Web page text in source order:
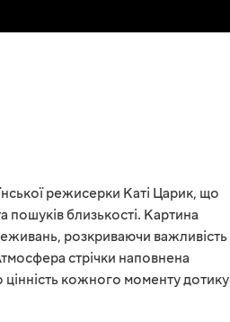
режисерки Каті Царик, що
близькості. Картина
розкриваючи важливість
стрічки наповнена
кожного моменту дотику